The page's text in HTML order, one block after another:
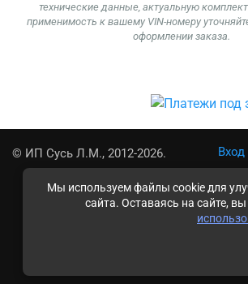
Мы используем файлы cookie для
сайта. Оставаясь на сайте,
технические данные, актуальную
применимость к вашему VIN-номеру
оформлении заказа.
© ИП Сусь Л.М., 2012-2026.